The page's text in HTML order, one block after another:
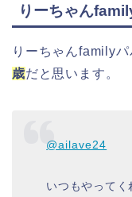
りーちゃん
りーちゃんfamily
歳だと思います。
@ailave24
いつもやって